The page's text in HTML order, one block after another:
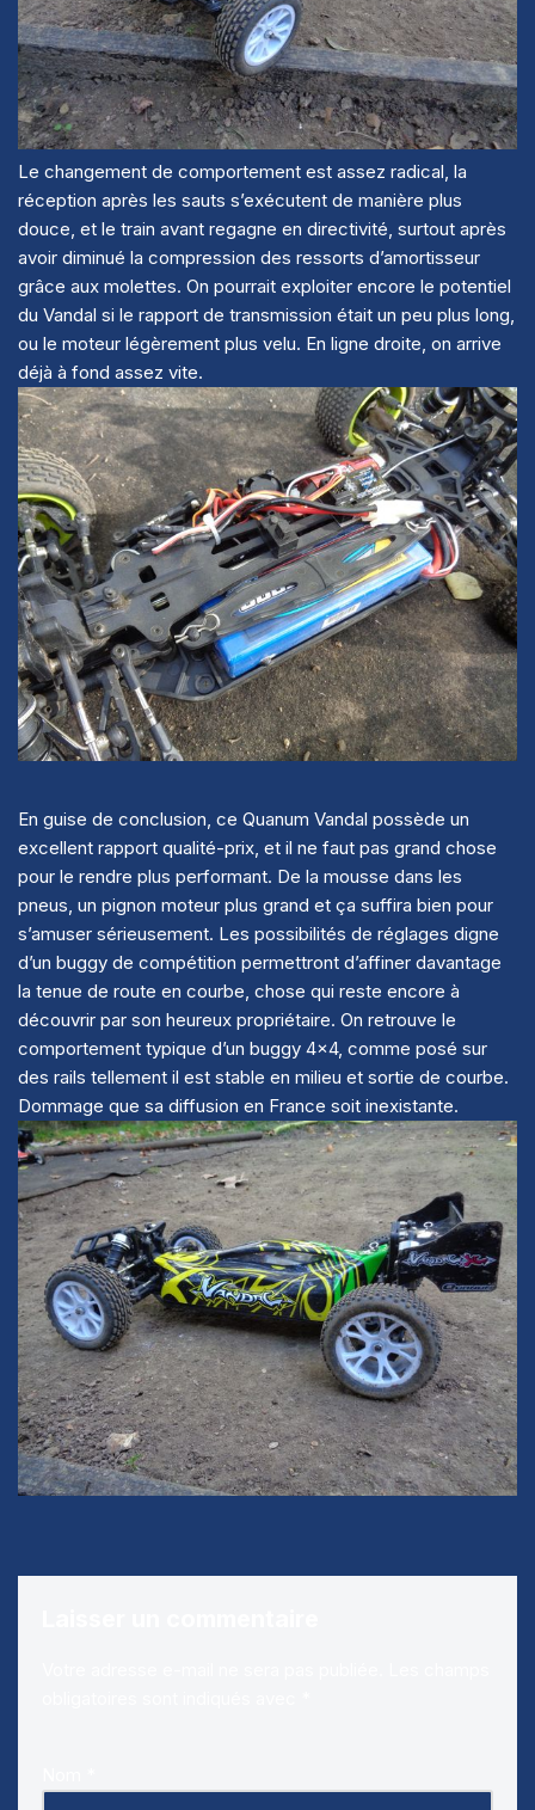
Le changement de comportement est assez radical, la
réception après les sauts s’exécutent de manière plus
douce, et le train avant regagne en directivité, surtout après
avoir diminué la compression des ressorts d’amortisseur
grâce aux molettes. On pourrait exploiter encore le potentiel
du Vandal si le rapport de transmission était un peu plus long,
ou le moteur légèrement plus velu. En ligne droite, on arrive
déjà à fond assez vite.
En guise de conclusion, ce Quanum Vandal possède un
excellent rapport qualité-prix, et il ne faut pas grand chose
pour le rendre plus performant. De la mousse dans les
pneus, un pignon moteur plus grand et ça suffira bien pour
s’amuser sérieusement. Les possibilités de réglages digne
d’un buggy de compétition permettront d’affiner davantage
la tenue de route en courbe, chose qui reste encore à
découvrir par son heureux propriétaire. On retrouve le
comportement typique d’un buggy 4×4, comme posé sur
des rails tellement il est stable en milieu et sortie de courbe.
Dommage que sa diffusion en France soit inexistante.